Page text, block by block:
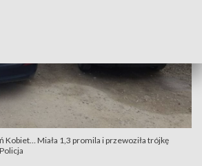
Kobiet… Miała 1,3 promila i przewoziła trójkę